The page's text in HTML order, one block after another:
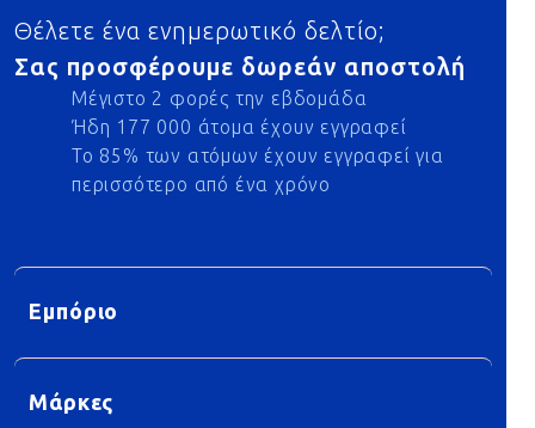
Θέλετε ένα ενημερωτικό δελτίο;
Σας προσφέρουμε δωρεάν αποστολή
Μέγιστο 2 φορές την εβδομάδα
Ήδη 177 000 άτομα έχουν εγγραφεί
Το 85% των ατόμων έχουν εγγραφεί για
περισσότερο από ένα χρόνο
Εμπόριο
Μάρκες